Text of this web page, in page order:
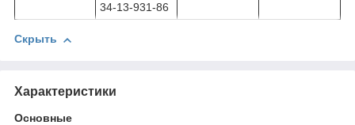
34-13-931-86
Скрыть
Характеристики
Основные